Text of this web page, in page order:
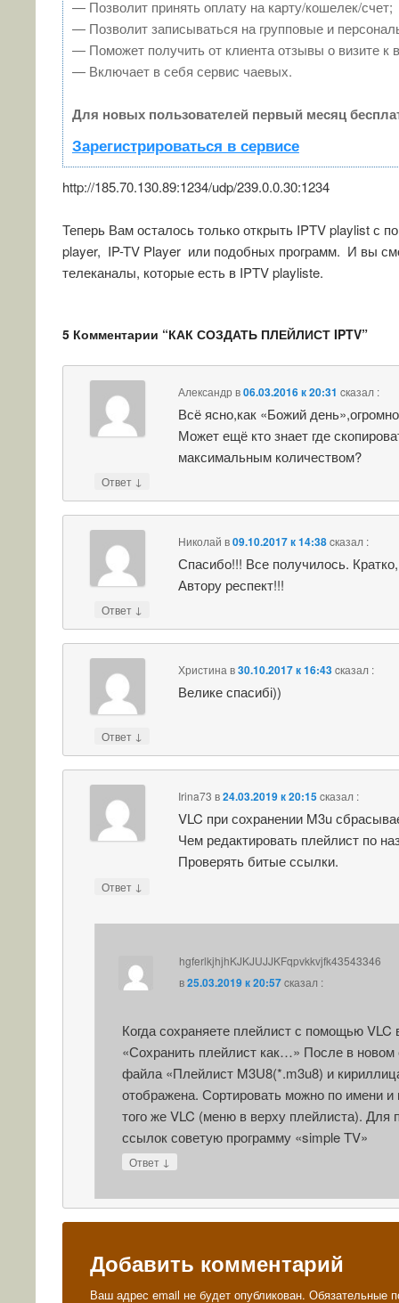
— Позволит принять оплату на карту/кошелек/счет;
— Позволит записываться на групповые и
— Поможет получить от клиента отзывы о визите к
— Включает в себя сервис чаевых.
Для новых пользователей первый месяц
Зарегистрироваться в сервисе
http://185.70.130.89:1234/udp/239.0.0.30:1234
Теперь Вам осталось только открыть IPTV playlist с
player, IP-TV Player или подобных программ. И вы
телеканалы, которые есть в IPTV playliste.
5 Комментарии “КАК СОЗДАТЬ ПЛЕЙЛИСТ IPTV”
Александр в06.03.2016 к 20:31 cказал :
Всё ясно,как «Божий
Может ещё кто знает где
максимальным количеством?
Ответ ↓
Николай в09.10.2017 к 14:38cказал :
Спасибо!!! Все получилось.
Автору респект!!!
Ответ ↓
Христинав30.10.2017 к 16:43cказал :
Велике спасибі))
Ответ ↓
Irina73 в24.03.2019 к 20:15cказал :
VLC при сохранении M3u
Чем редактировать плейлист по
Проверять битые ссылки.
Ответ ↓
hgferlkjhjhKJKJUJJKFqpvkkvjfk43543346
в25.03.2019 к 20:57cказал :
Когда сохраняете плейлист с помощью VLC
«Сохранить плейлист как…» После в новом
файла «Плейлист M3U8(*.m3u8) и
отображена. Сортировать можно по имени
того же VLC (меню в верху плейлиста). Для
ссылок советую программу «simple TV»
Ответ ↓
Добавить комментарий
Ваш адрес email не будет опубликован. Обязательные